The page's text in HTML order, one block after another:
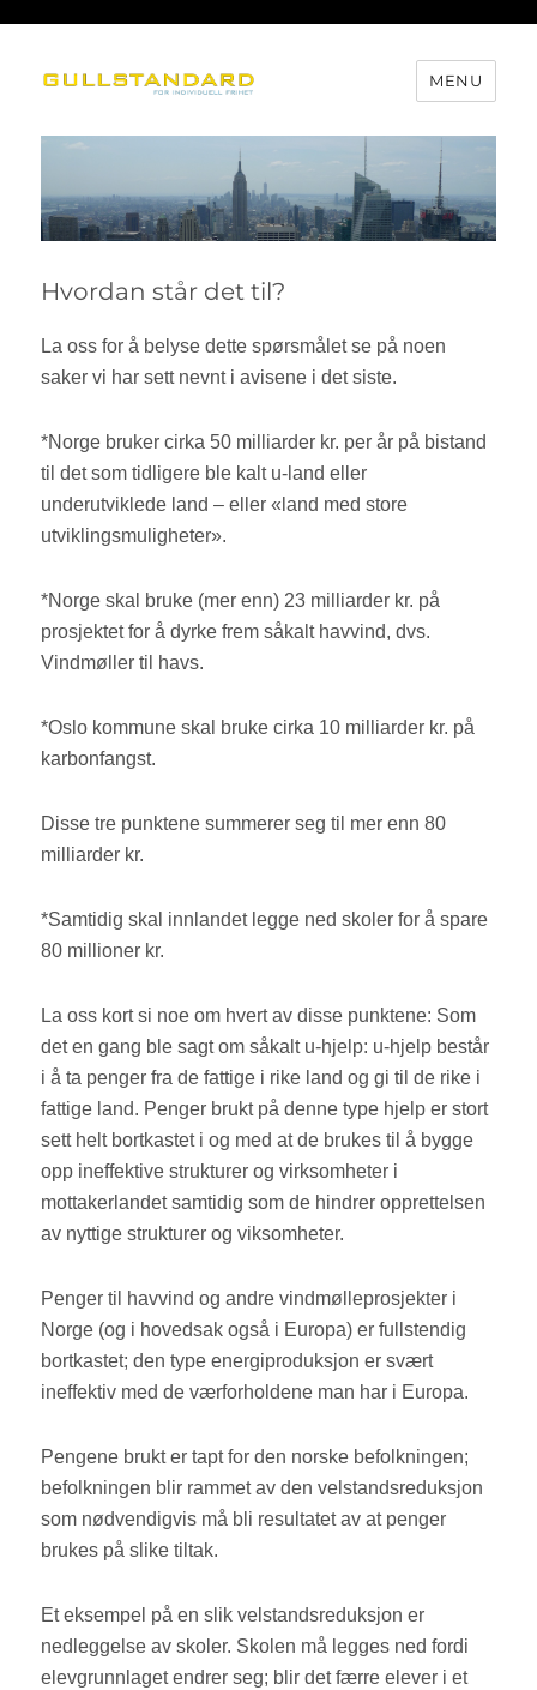
Gullstandard
MENU
Hvordan står det til?
La oss for å belyse dette spørsmålet se på noen
saker vi har sett nevnt i avisene i det siste.
*Norge bruker cirka 50 milliarder kr. per år på bistand
til det som tidligere ble kalt u-land eller
underutviklede land – eller «land med store
utviklingsmuligheter».
*Norge skal bruke (mer enn) 23 milliarder kr. på
prosjektet for å dyrke frem såkalt havvind, dvs.
Vindmøller til havs.
*Oslo kommune skal bruke cirka 10 milliarder kr. på
karbonfangst.
Disse tre punktene summerer seg til mer enn 80
milliarder kr.
*Samtidig skal innlandet legge ned skoler for å spare
80 millioner kr.
La oss kort si noe om hvert av disse punktene: Som
det en gang ble sagt om såkalt u-hjelp: u-hjelp består
i å ta penger fra de fattige i rike land og gi til de rike i
fattige land. Penger brukt på denne type hjelp er stort
sett helt bortkastet i og med at de brukes til å bygge
opp ineffektive strukturer og virksomheter i
mottakerlandet samtidig som de hindrer opprettelsen
av nyttige strukturer og viksomheter.
Penger til havvind og andre vindmølleprosjekter i
Norge (og i hovedsak også i Europa) er fullstendig
bortkastet; den type energiproduksjon er svært
ineffektiv med de værforholdene man har i Europa.
Pengene brukt er tapt for den norske befolkningen;
befolkningen blir rammet av den velstandsreduksjon
som nødvendigvis må bli resultatet av at penger
brukes på slike tiltak.
Et eksempel på en slik velstandsreduksjon er
nedleggelse av skoler. Skolen må legges ned fordi
elevgrunnlaget endrer seg; blir det færre elever i et